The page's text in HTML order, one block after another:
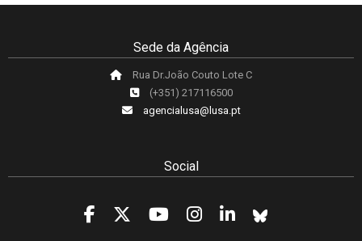
Sede da Agência
Rua Dr.João Couto Lote C
(+351) 217116500
agencialusa@lusa.pt
Social